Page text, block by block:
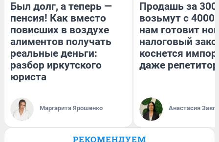
Был долг, а теперь —
пенсия! Как вместо
повисших в воздухе
алиментов получать
реальные деньги:
разбор иркутского
юриста
Маргарита Ярошенко
Продашь за
возьмут с
нам готовит
налоговый
коснется
даже
Анастасия
РЕКОМЕНДУЕМ